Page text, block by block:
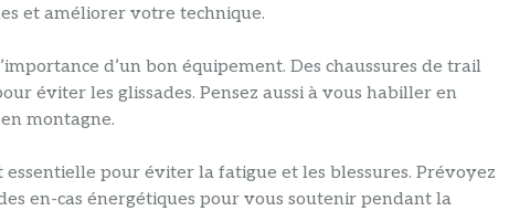
et améliorer votre technique.
d’un bon équipement. Des chaussures de trail
éviter les glissades. Pensez aussi à vous habiller en
montagne.
essentielle pour éviter la fatigue et les blessures. Prévoyez
en-cas énergétiques pour vous soutenir pendant la